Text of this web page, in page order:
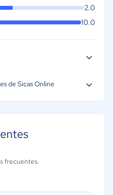
2.0
10.0
de Sicas Online
frecuentes.